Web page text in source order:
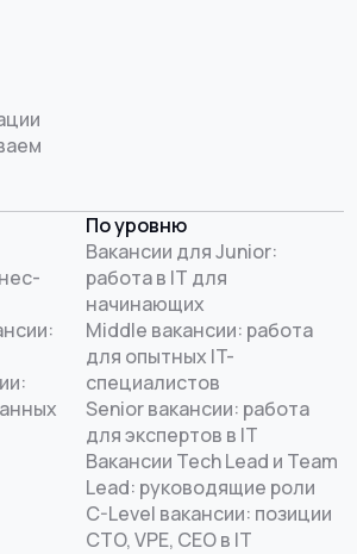
По уровню
Вакансии для Junior:
работа в IT для
начинающих
Middle вакансии: работа
для опытных IT-
специалистов
Senior вакансии: работа
для экспертов в IT
Вакансии Tech Lead и Team
Lead: руководящие роли
C-Level вакансии: позиции
CTO, VPE, CEO в IT